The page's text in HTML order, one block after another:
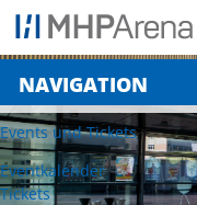
NAVIGATION
Events und Tickets
Eventkalender
Tickets